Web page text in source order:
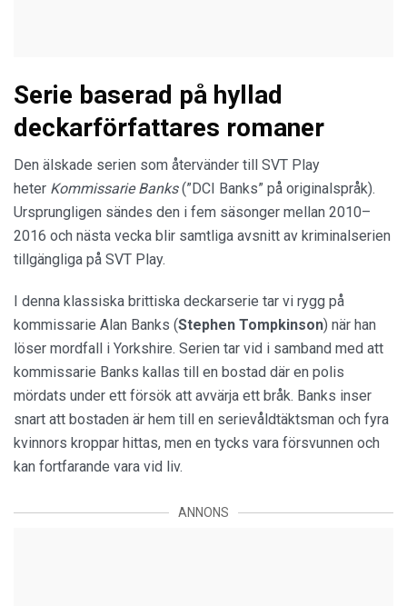
Serie baserad på hyllad
deckarförfattares romaner
Den älskade serien som återvänder till SVT Play
heter Kommissarie Banks(”DCI Banks” på originalspråk).
Ursprungligen sändes den i fem säsonger mellan 2010–
2016 och nästa vecka blir samtliga avsnitt av kriminalserien
tillgängliga på SVT Play.
I denna klassiska brittiska deckarserie tar vi rygg på
kommissarie Alan Banks (Stephen Tompkinson) när han
löser mordfall i Yorkshire. Serien tar vid i samband med att
kommissarie Banks kallas till en bostad där en polis
mördats under ett försök att avvärja ett bråk. Banks inser
snart att bostaden är hem till en serievåldtäktsman och fyra
kvinnors kroppar hittas, men en tycks vara försvunnen och
kan fortfarande vara vid liv.
ANNONS